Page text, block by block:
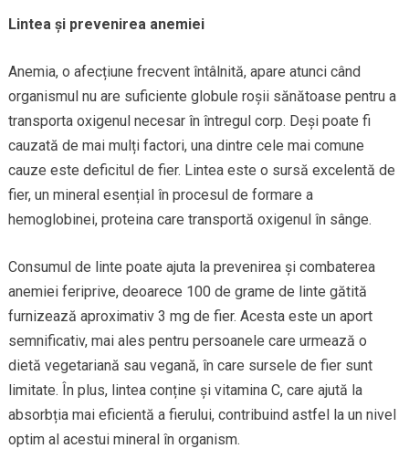
Lintea și prevenirea anemiei
Anemia, o afecțiune frecvent întâlnită, apare atunci când
organismul nu are suficiente globule roșii sănătoase pentru a
transporta oxigenul necesar în întregul corp. Deși poate fi
cauzată de mai mulți factori, una dintre cele mai comune
cauze este deficitul de fier. Lintea este o sursă excelentă de
fier, un mineral esențial în procesul de formare a
hemoglobinei, proteina care transportă oxigenul în sânge.
Consumul de linte poate ajuta la prevenirea și combaterea
anemiei feriprive, deoarece 100 de grame de linte gătită
furnizează aproximativ 3 mg de fier. Acesta este un aport
semnificativ, mai ales pentru persoanele care urmează o
dietă vegetariană sau vegană, în care sursele de fier sunt
limitate. În plus, lintea conține și vitamina C, care ajută la
absorbția mai eficientă a fierului, contribuind astfel la un nivel
optim al acestui mineral în organism.